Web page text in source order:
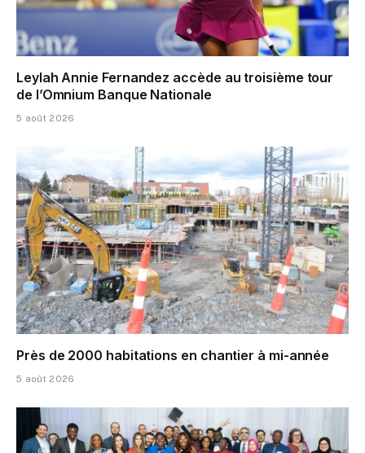
Leylah Annie Fernandez accède au troisième tour
de l’Omnium Banque Nationale
5 août 2026
Près de 2000 habitations en chantier à mi-année
5 août 2026